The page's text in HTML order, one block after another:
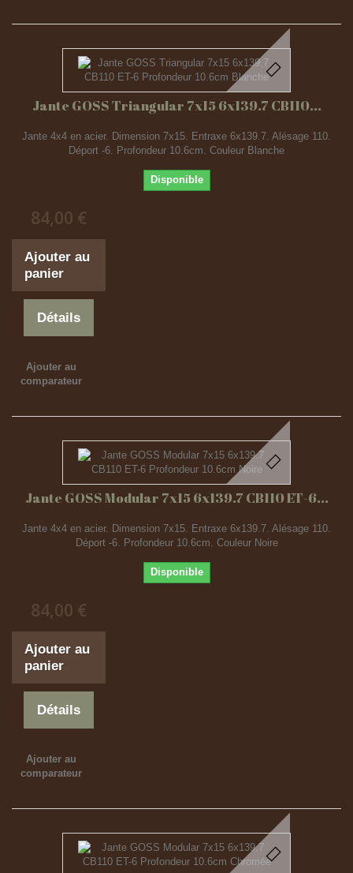
Jante GOSS Triangular 7x15 6x139.7 CB110...
Jante 4x4 en acier. Dimension 7x15. Entraxe 6x139.7. Alésage 110.
Déport -6. Profondeur 10.6cm. Couleur Blanche
Disponible
84,00 €
Ajouter au
panier
Détails
Ajouter au
comparateur
Jante GOSS Modular 7x15 6x139.7 CB110 ET-6...
Jante 4x4 en acier. Dimension 7x15. Entraxe 6x139.7. Alésage 110.
Déport -6. Profondeur 10.6cm. Couleur Noire
Disponible
84,00 €
Ajouter au
panier
Détails
Ajouter au
comparateur